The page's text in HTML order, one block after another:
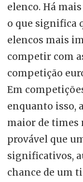
elenco. Há
o que significa
elencos mais
competir com
competição
Em
enquanto isso,
maior de times
provável que
significativos,
chance de um